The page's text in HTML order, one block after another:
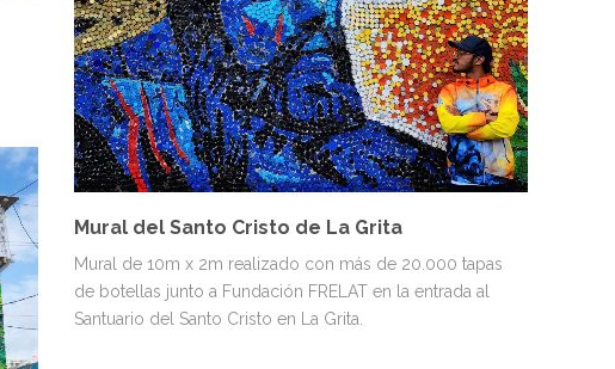
ESPÍRITU MURALES
Mural del Santo Cristo de La Grita
Mural de 10m x 2m realizado con más de 20.000 tapas
de botellas junto a Fundación FRELAT en la entrada al
Santuario del Santo Cristo en La Grita.